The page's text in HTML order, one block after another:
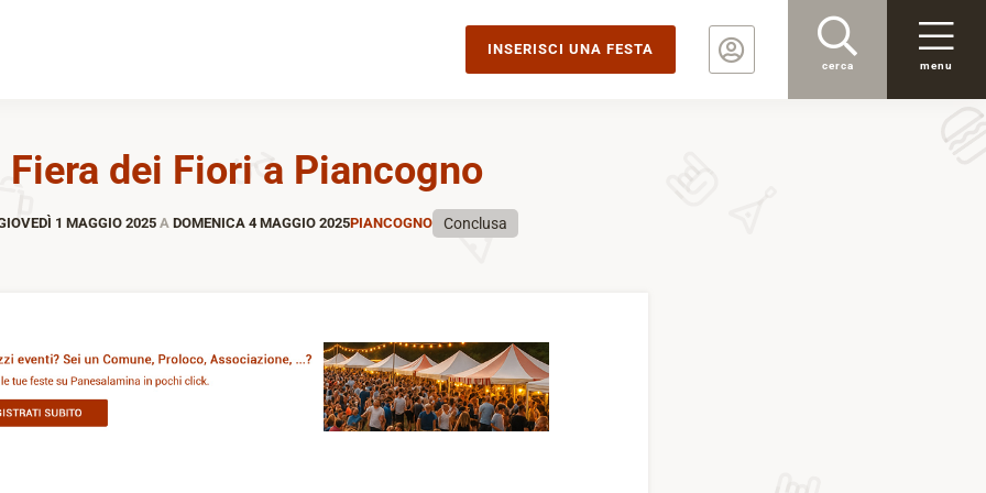
INSERISCI UNA FESTA
cerca menu
Fiera dei Fiori a Piancogno
1 MAGGIO 2025 ADOMENICA 4 MAGGIO 2025PIANCOGNO Conclusa